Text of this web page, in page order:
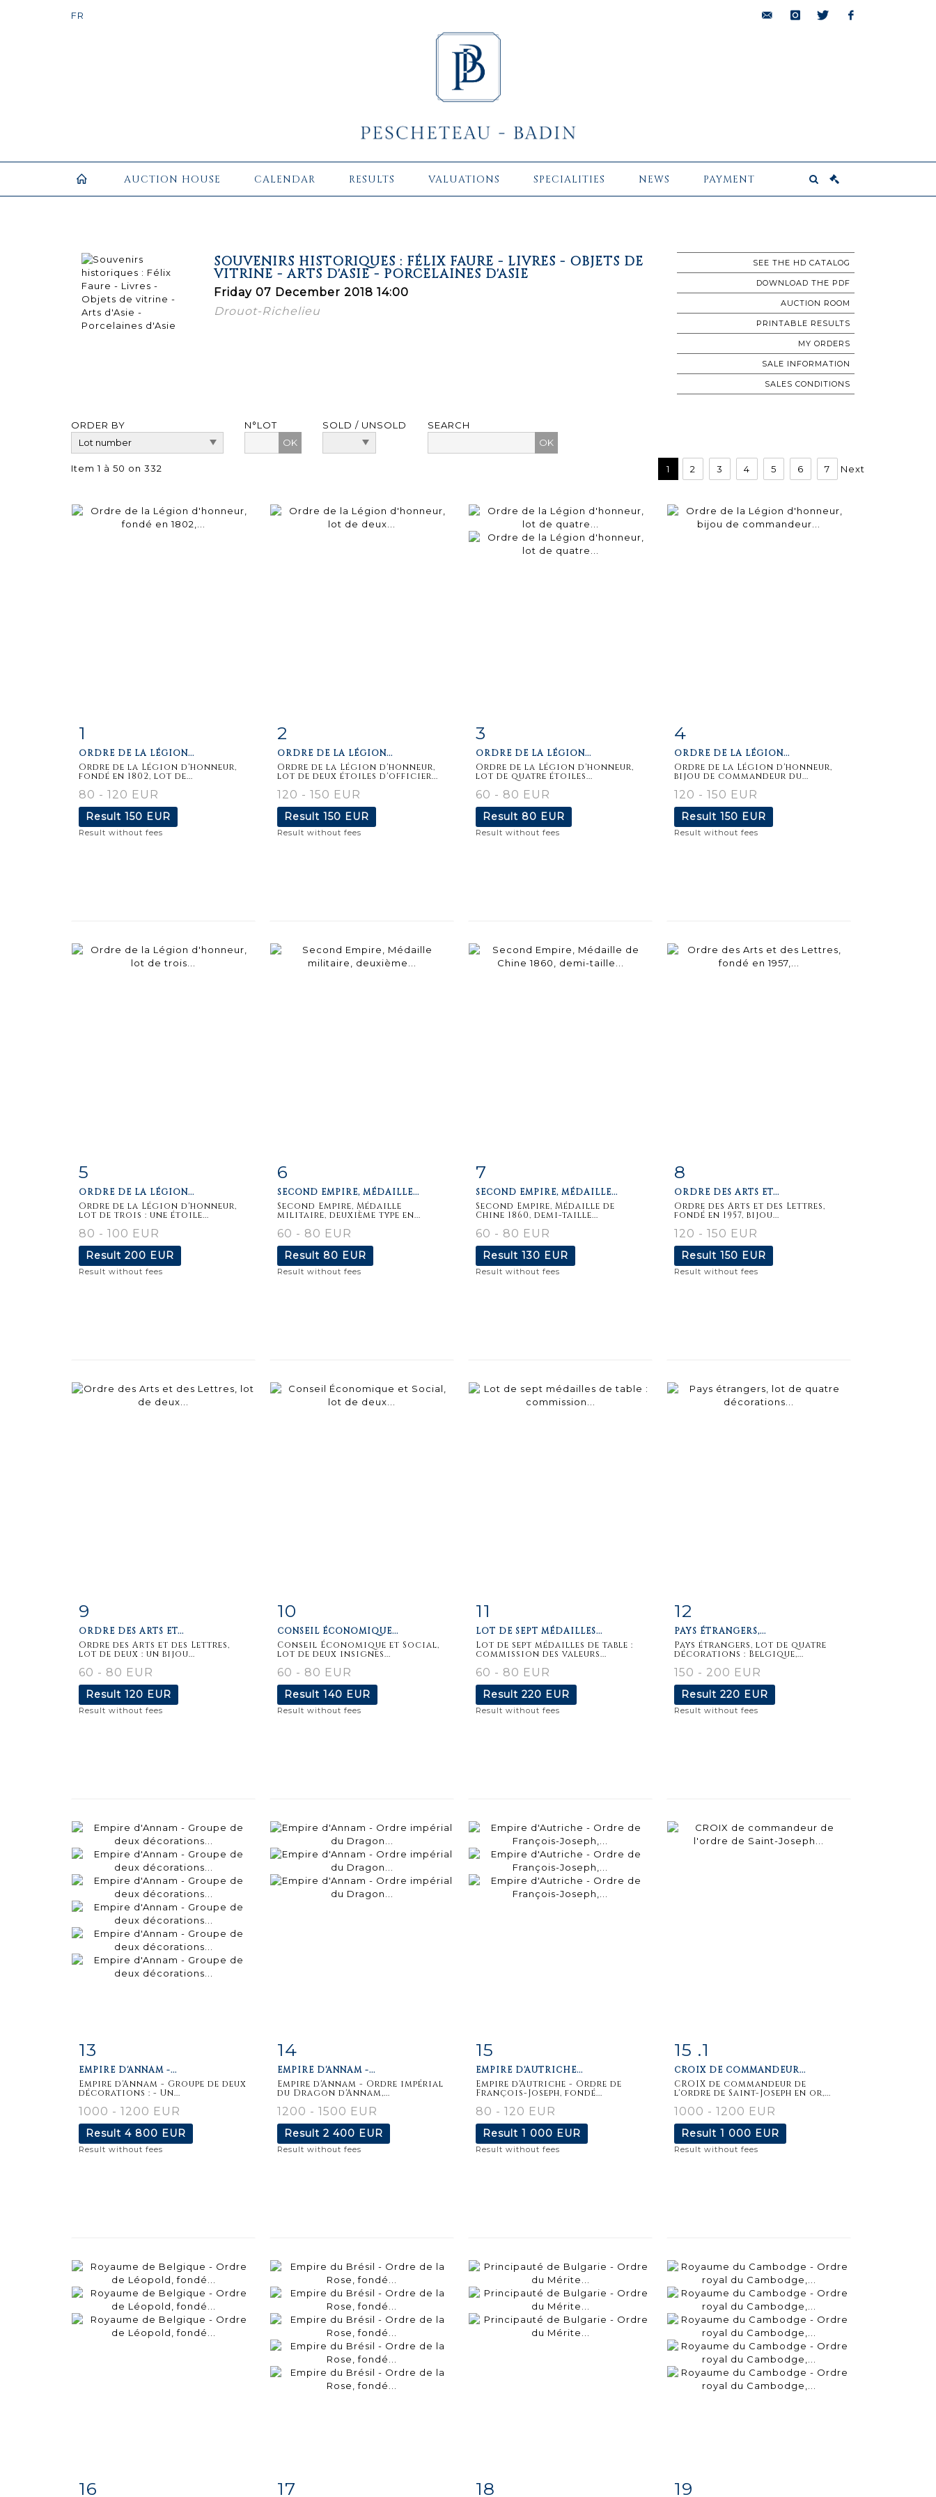
AUCTION HOUSE CALENDAR RESULTS VALUATIONS SPECIALITIES NEWS PAYMENT
SOUVENIRS HISTORIQUES : FÉLIX FAURE - LIVRES - OBJETS DE
VITRINE - ARTS D'ASIE - PORCELAINES D'ASIE
Friday 07 December 2018 14:00
Drouot-Richelieu
SEE THE HD CATALOG
DOWNLOAD THE PDF
AUCTION ROOM
PRINTABLE RESULTS
MY ORDERS
SALE INFORMATION
SALES CONDITIONS
ORDER BY
N°LOT
OK
SOLD / UNSOLD SEARCH
Item 1 à 50 on 332 1 2 3 4 5 6 7 Next
1
ORDRE DE LA LÉGION...
Ordre de la Légion d'honneur,
fondé en 1802, lot de...
80 - 120 EUR
Result 150 EUR
Result without fees
2
ORDRE DE LA LÉGION...
Ordre de la Légion d'honneur,
lot de deux étoiles d'officier...
120 - 150 EUR
Result 150 EUR
Result without fees
3
ORDRE DE LA LÉGION...
Ordre de la Légion d'honneur,
lot de quatre étoiles...
60 - 80 EUR
Result 80 EUR
Result without fees
4
ORDRE DE LA LÉGION...
Ordre de la Légion d'honneur,
bijou de commandeur du...
120 - 150 EUR
Result 150 EUR
Result without fees
5
ORDRE DE LA LÉGION...
Ordre de la Légion d'honneur,
lot de trois : une étoile...
80 - 100 EUR
Result 200 EUR
Result without fees
6
SECOND EMPIRE, MÉDAILLE...
Second Empire, Médaille
militaire, deuxième type en...
60 - 80 EUR
Result 80 EUR
Result without fees
7
SECOND EMPIRE, MÉDAILLE...
Second Empire, Médaille de
Chine 1860, demi-taille...
60 - 80 EUR
Result 130 EUR
Result without fees
8
ORDRE DES ARTS ET...
Ordre des Arts et des Lettres,
fondé en 1957, bijou...
120 - 150 EUR
Result 150 EUR
Result without fees
9
ORDRE DES ARTS ET...
Ordre des Arts et des Lettres,
lot de deux : un bijou...
60 - 80 EUR
Result 120 EUR
Result without fees
Item detail
10
CONSEIL ÉCONOMIQUE...
Conseil Économique et Social,
lot de deux insignes...
60 - 80 EUR
Result 140 EUR
Result without fees
11
LOT DE SEPT MÉDAILLES...
Lot de sept médailles de table :
commission des valeurs...
60 - 80 EUR
Result 220 EUR
Result without fees
Item detail
12
PAYS ÉTRANGERS,...
Pays étrangers, lot de quatre
décorations : Belgique,...
150 - 200 EUR
Result 220 EUR
Result without fees
Item detail
13
EMPIRE D'ANNAM -...
Empire d'Annam - Groupe de deux
décorations : - Un...
1000 - 1200 EUR
Result 4 800 EUR
Result without fees
Item detail
14
EMPIRE D'ANNAM -...
Empire d'Annam - Ordre impérial
du Dragon d'Annam,...
1200 - 1500 EUR
Result 2 400 EUR
Result without fees
Item detail
15
EMPIRE D'AUTRICHE...
Empire d'Autriche - Ordre de
François-Joseph, fondé...
80 - 120 EUR
Result 1 000 EUR
Result without fees
Item detail
15 .1
CROIX DE COMMANDEUR...
CROIX de commandeur de
l'ordre de Saint-Joseph en or,...
1000 - 1200 EUR
Result 1 000 EUR
Result without fees
Item detail
16 Item detail
17 Item detail
18 Item detail
19